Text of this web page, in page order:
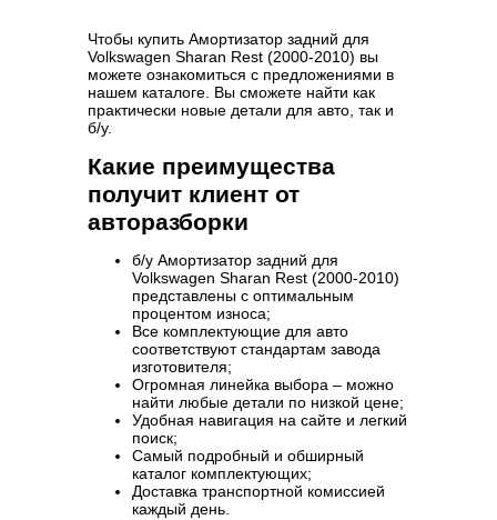
Чтобы купить Амортизатор задний для
Volkswagen Sharan Rest (2000-2010) вы
можете ознакомиться с предложениями в
нашем каталоге. Вы сможете найти как
практически новые детали для авто, так и
б/у.
Какие преимущества
получит клиент от
авторазборки
б/у Амортизатор задний для
Volkswagen Sharan Rest (2000-2010)
представлены с оптимальным
процентом износа;
Все комплектующие для авто
соответствуют стандартам завода
изготовителя;
Огромная линейка выбора – можно
найти любые детали по низкой цене;
Удобная навигация на сайте и легкий
поиск;
Самый подробный и обширный
каталог комплектующих;
Доставка транспортной комиссией
каждый день.